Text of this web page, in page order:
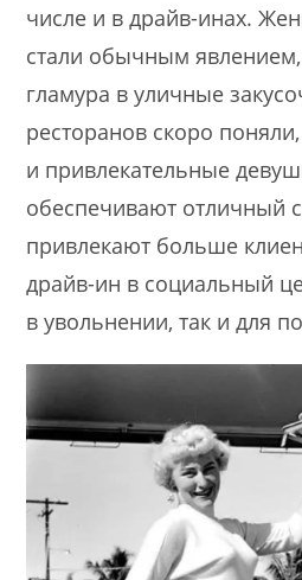
числе и в драйв-инах.
стали обычным
гламура в уличные
ресторанов скоро
и привлекательные
обеспечивают отличный
привлекают больше
драйв-ин в социальный
в увольнении, так и для